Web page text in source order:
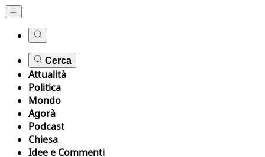
Cerca
Attualità
Politica
Mondo
Agorà
Podcast
Chiesa
Idee e Commenti